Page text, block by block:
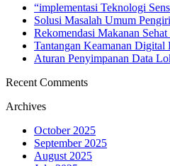
“implementasi Teknologi
Solusi Masalah Umum
Rekomendasi Makanan
Tantangan Keamanan Digital
Aturan Penyimpanan Data
Recent Comments
Archives
October 2025
September 2025
August 2025